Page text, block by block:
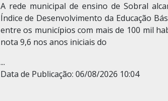
A rede municipal de ensino de Sobral
Índice de Desenvolvimento da Educação
entre os municípios com mais de 100 mil
nota 9,6 nos anos iniciais do
...
Data de Publicação: 06/08/2026 10:04